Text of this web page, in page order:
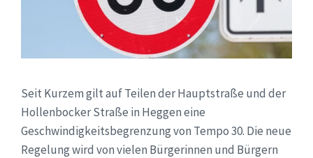
Seit Kurzem gilt auf Teilen der Hauptstraße und der
Hollenbocker Straße in Heggen eine
Geschwindigkeitsbegrenzung von Tempo 30. Die neue
Regelung wird von vielen Bürgerinnen und Bürgern